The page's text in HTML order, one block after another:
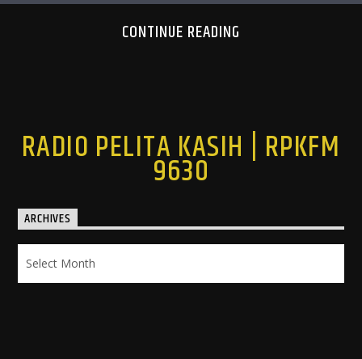
CONTINUE READING
RADIO PELITA KASIH | RPKFM
9630
ARCHIVES